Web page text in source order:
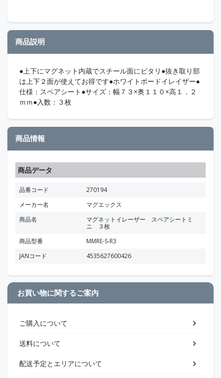
商品説明
●上下にマグネット内蔵でスチール面にピタリ●抜き取り部
は上下２面が使えてお得です●ホワイトボードイレイザー●
仕様：スペアシート●サイズ：幅７３×奥１１０×高１．２
ｍｍ●入数：３枚
商品情報
商品データ
品番コード
270194
メーカー名
マグエックス
商品名
マグネットイレーザー スペアシートミ
ニ ３枚
商品型番
MMRE-S-R3
JANコード
4535627600426
お買い物に関するご案内
ご購入について
送料について
配送予定とエリアについて